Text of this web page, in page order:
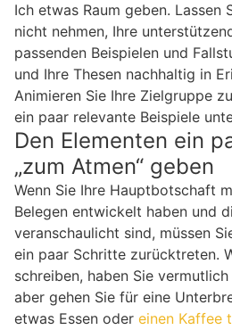
Ich etwas Raum geben. Lassen
nicht nehmen, Ihre
passenden Beispielen und
und Ihre Thesen nachhaltig in
Animieren Sie Ihre Zielgruppe
ein paar relevante Beispiele
Den Elementen ein
„zum Atmen“ geben
Wenn Sie Ihre Hauptbotschaft
Belegen entwickelt haben und
veranschaulicht sind, müssen
ein paar Schritte zurücktreten.
schreiben, haben Sie
aber gehen Sie für eine
etwas Essen oder einen Kaffee